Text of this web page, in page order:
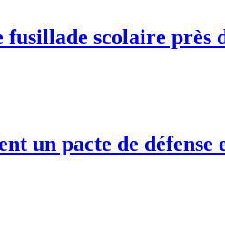
scolaire près
un pacte de